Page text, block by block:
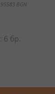
BGN
6 бр.